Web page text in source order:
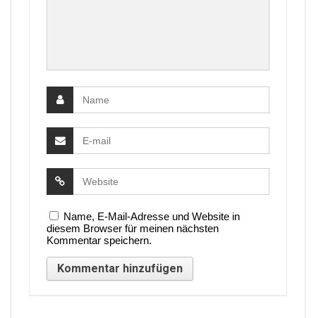
Name, E-Mail-Adresse und Website in
diesem Browser für meinen nächsten
Kommentar speichern.